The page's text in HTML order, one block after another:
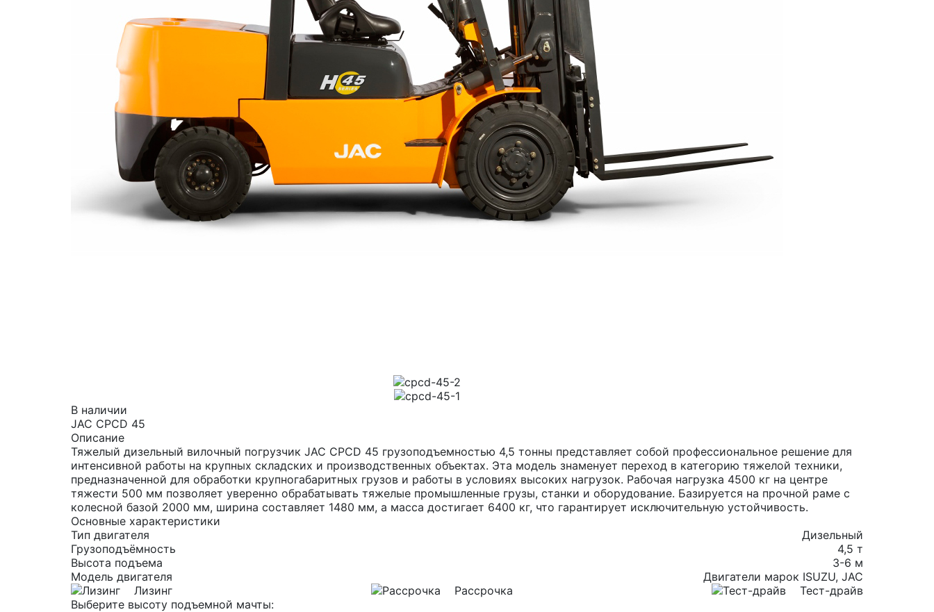
В наличии
JAC CPCD 45
Описание
Тяжелый дизельный вилочный погрузчик JAC CPCD 45 грузоподъемностью 4,5 тонны представляет собой профессиональное решение для
интенсивной работы на крупных складских и производственных объектах. Эта модель знаменует переход в категорию тяжелой техники,
предназначенной для обработки крупногабаритных грузов и работы в условиях высоких нагрузок. Рабочая нагрузка 4500 кг на центре
тяжести 500 мм позволяет уверенно обрабатывать тяжелые промышленные грузы, станки и оборудование. Базируется на прочной раме с
колесной базой 2000 мм, ширина составляет 1480 мм, а масса достигает 6400 кг, что гарантирует исключительную устойчивость.
Основные характеристики
Тип двигателя
Дизельный
Грузоподъёмность
4,5 т
Высота подъема
3-6 м
Модель двигателя
Двигатели марок ISUZU, JAC
Лизинг
Рассрочка
Тест-драйв
Выберите высоту подъемной мачты: